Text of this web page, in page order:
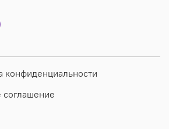
конфиденциальности
соглашение